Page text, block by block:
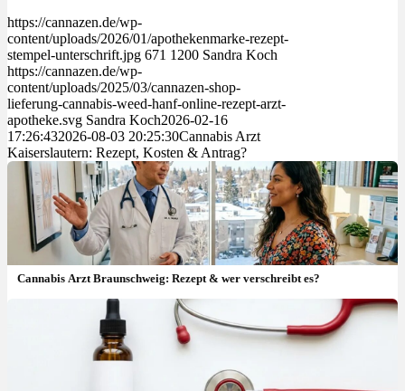
https://cannazen.de/wp-
content/uploads/2026/01/apothekenmarke-rezept-
stempel-unterschrift.jpg 671 1200 Sandra Koch
https://cannazen.de/wp-
content/uploads/2025/03/cannazen-shop-
lieferung-cannabis-weed-hanf-online-rezept-arzt-
apotheke.svg Sandra Koch2026-02-16
17:26:432026-08-03 20:25:30Cannabis Arzt
Kaiserslautern: Rezept, Kosten & Antrag?
Cannabis Arzt Braunschweig: Rezept & wer verschreibt es?